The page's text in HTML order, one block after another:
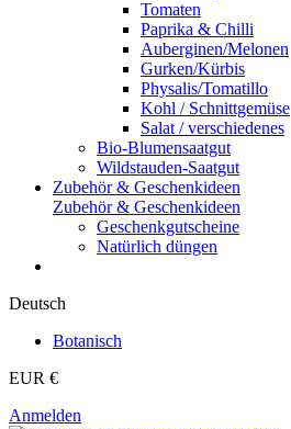
Tomaten
Paprika & Chilli
Auberginen/Melonen
Gurken/Kürbis
Physalis/Tomatillo
Kohl / Schnittgemüse
Salat / verschiedenes
Bio-Blumensaatgut
Wildstauden-Saatgut
Zubehör & Geschenkideen
Zubehör & Geschenkideen
Geschenkgutscheine
Natürlich düngen
Deutsch
Botanisch
EUR €
Anmelden